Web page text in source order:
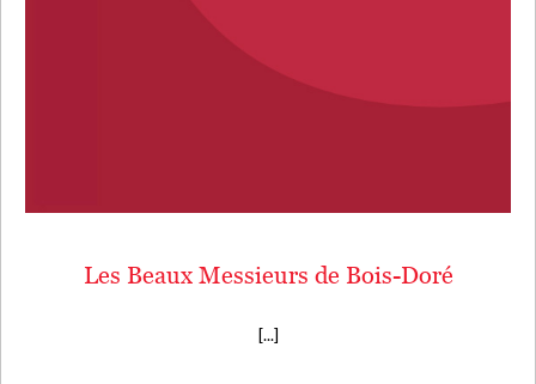
Les Beaux Messieurs de Bois-Doré
[...]